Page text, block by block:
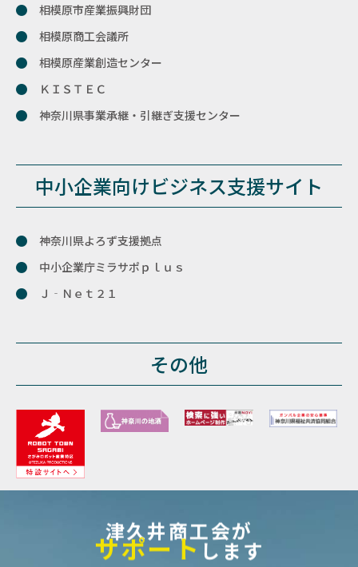
相模原市産業振興財団
相模原商工会議所
相模原産業創造センター
ＫＩＳＴＥＣ
神奈川県事業承継・引継ぎ支援センター
中小企業向けビジネス支援サイト
神奈川県よろず支援拠点
中小企業庁ミラサポｐｌｕｓ
Ｊ‐Ｎｅｔ２１
その他
津久井商工会が
サポートします